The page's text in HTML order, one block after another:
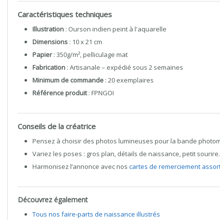
Caractéristiques techniques
Illustration : Ourson indien peint à l'aquarelle
Dimensions : 10 x 21 cm
Papier: 350g/m², pelliculage mat
Fabrication : Artisanale – expédié sous 2 semaines
Minimum de commande : 20 exemplaires
Référence produit: FPNGOI
Conseils de la créatrice
Pensez à choisir des photos lumineuses pour la bande
Variez les poses : gros plan, détails de naissance, petit
Harmonisez l’annonce avec nos cartes de remerciement
Découvrez également
Tous nos faire-parts de naissance illustrés